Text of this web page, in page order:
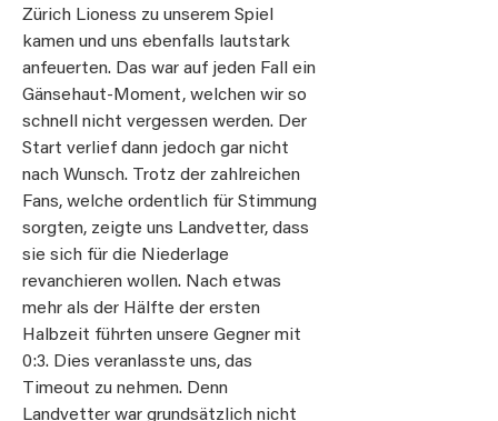
Zürich Lioness zu unserem Spiel
kamen und uns ebenfalls lautstark
anfeuerten. Das war auf jeden Fall ein
Gänsehaut-Moment, welchen wir so
schnell nicht vergessen werden. Der
Start verlief dann jedoch gar nicht
nach Wunsch. Trotz der zahlreichen
Fans, welche ordentlich für Stimmung
sorgten, zeigte uns Landvetter, dass
sie sich für die Niederlage
revanchieren wollen. Nach etwas
mehr als der Hälfte der ersten
Halbzeit führten unsere Gegner mit
0:3. Dies veranlasste uns, das
Timeout zu nehmen. Denn
Landvetter war grundsätzlich nicht